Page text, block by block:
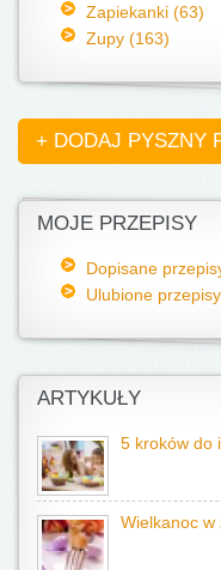
Zapiekanki (63)
Zupy (163)
+ DODAJ PYSZNY
MOJE PRZEPISY
Dopisane
Ulubione przepisy
ARTYKUŁY
5 kroków do
Wielkanoc w